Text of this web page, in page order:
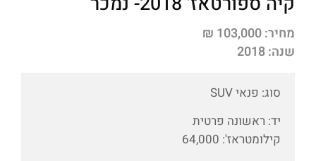
מחיר: 103,000 ₪
שנה: 2018
סוג: פנאי SUV
יד: ראשונה פרטית
קילומטראז': 64,000